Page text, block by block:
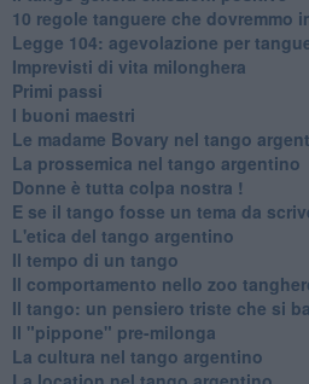
10 regole tanguere che dovremmo
Legge 104: agevolazione per
Imprevisti di vita milonghera
Primi passi
I buoni maestri
Le madame Bovary nel tango
La prossemica nel tango argentino
Donne è tutta colpa nostra !
E se il tango fosse un tema da
L'etica del tango argentino
Il tempo di un tango
Il comportamento nello zoo
Il tango: un pensiero triste che si
Il "pippone" pre-milonga
La cultura nel tango argentino